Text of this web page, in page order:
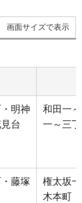
画面サイズで表示
明神
台
和田一
一～三
藤塚
権太坂
木本町